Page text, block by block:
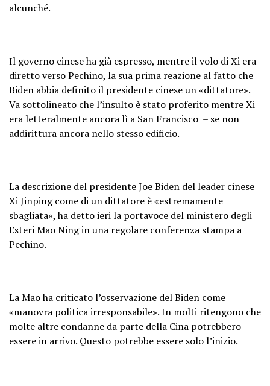
alcunché.
Il governo cinese ha già espresso, mentre il volo di Xi era
diretto verso Pechino, la sua prima reazione al fatto che
Biden abbia definito il presidente cinese un «dittatore».
Va sottolineato che l’insulto è stato proferito mentre Xi
era letteralmente ancora lì a San Francisco – se non
addirittura ancora nello stesso edificio.
La descrizione del presidente Joe Biden del leader cinese
Xi Jinping come di un dittatore è «estremamente
sbagliata», ha detto ieri la portavoce del ministero degli
Esteri Mao Ning in una regolare conferenza stampa a
Pechino.
La Mao ha criticato l’osservazione del Biden come
«manovra politica irresponsabile». In molti ritengono che
molte altre condanne da parte della Cina potrebbero
essere in arrivo. Questo potrebbe essere solo l’inizio.